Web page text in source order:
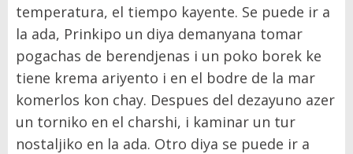
temperatura, el tiempo kayente. Se puede ir a
la ada, Prinkipo un diya demanyana tomar
pogachas de berendjenas i un poko borek ke
tiene krema ariyento i en el bodre de la mar
komerlos kon chay. Despues del dezayuno azer
un torniko en el charshi, i kaminar un tur
nostaljiko en la ada. Otro diya se puede ir a